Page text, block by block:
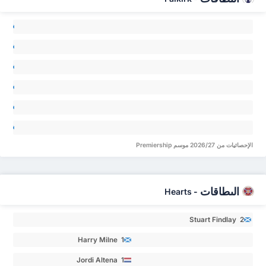
الإحصائيات من 2026/27 موسم Premiership
البطاقات -
Hearts
Stuart Findlay 2
Harry Milne 1
Jordi Altena 1